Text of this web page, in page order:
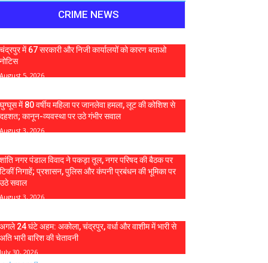
CRIME NEWS
चंद्रपुर में 67 सरकारी और निजी कार्यालयों को कारण बताओ
नोटिस
August 5, 2026
घुग्घूस में 80 वर्षीय महिला पर जानलेवा हमला, लूट की कोशिश से
दहशत; कानून-व्यवस्था पर उठे गंभीर सवाल
August 3, 2026
शांति नगर पंडाल विवाद ने पकड़ा तूल, नगर परिषद की बैठक पर
टिकीं निगाहें; प्रशासन, पुलिस और कंपनी प्रबंधन की भूमिका पर
उठे सवाल
August 3, 2026
अगले 24 घंटे अहम: अकोला, चंद्रपुर, वर्धा और वाशीम में भारी से
अति भारी बारिश की चेतावनी
July 30, 2026